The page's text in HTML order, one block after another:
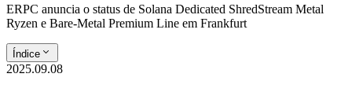
ERPC anuncia o status de Solana Dedicated ShredStream Metal
Ryzen e Bare-Metal Premium Line em Frankfurt
Índice
2025.09.08